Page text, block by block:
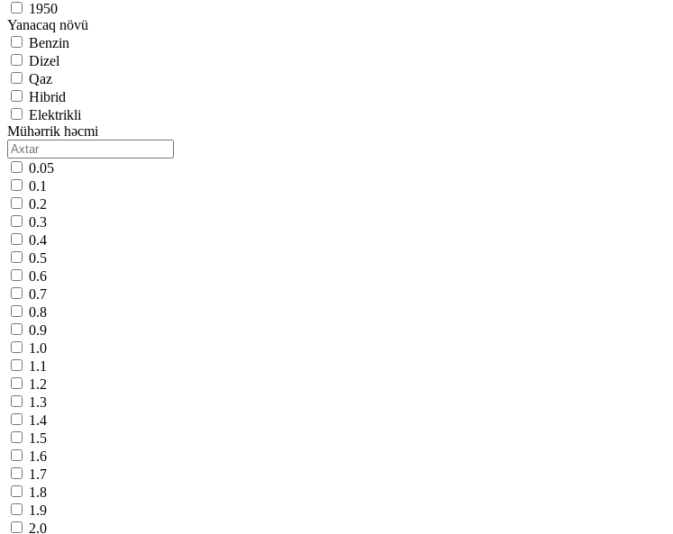
1950
Yanacaq növü
Benzin
Dizel
Qaz
Hibrid
Elektrikli
Mühərrik həcmi
0.05
0.1
0.2
0.3
0.4
0.5
0.6
0.7
0.8
0.9
1.0
1.1
1.2
1.3
1.4
1.5
1.6
1.7
1.8
1.9
2.0